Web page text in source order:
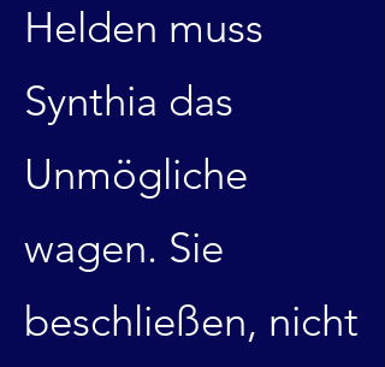
Helden muss
Synthia das
Unmögliche
wagen. Sie
beschließen, nicht